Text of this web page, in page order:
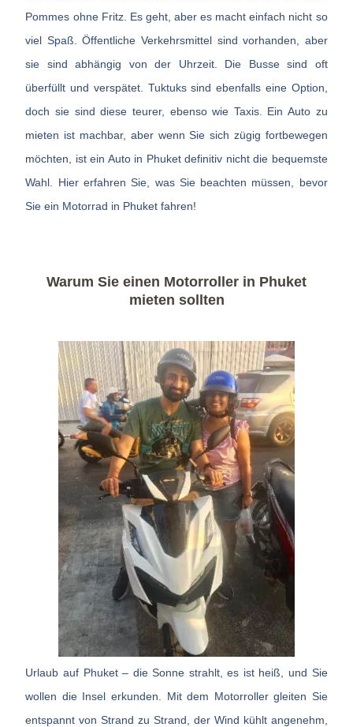
Pommes ohne Fritz. Es geht, aber es macht einfach nicht so
viel Spaß. Öffentliche Verkehrsmittel sind vorhanden, aber
sie sind abhängig von der Uhrzeit. Die Busse sind oft
überfüllt und verspätet. Tuktuks sind ebenfalls eine Option,
doch sie sind diese teurer, ebenso wie Taxis. Ein Auto zu
mieten ist machbar, aber wenn Sie sich zügig fortbewegen
möchten, ist ein Auto in Phuket definitiv nicht die bequemste
Wahl. Hier erfahren Sie, was Sie beachten müssen, bevor
Sie ein Motorrad in Phuket fahren!
Warum Sie einen Motorroller in Phuket
mieten sollten
Urlaub auf Phuket – die Sonne strahlt, es ist heiß, und Sie
wollen die Insel erkunden. Mit dem Motorroller gleiten Sie
entspannt von Strand zu Strand, der Wind kühlt angenehm,